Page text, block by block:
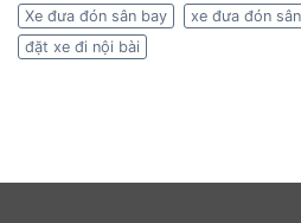
Xe đưa đón sân bay
xe đưa đón
đặt xe đi nội bài